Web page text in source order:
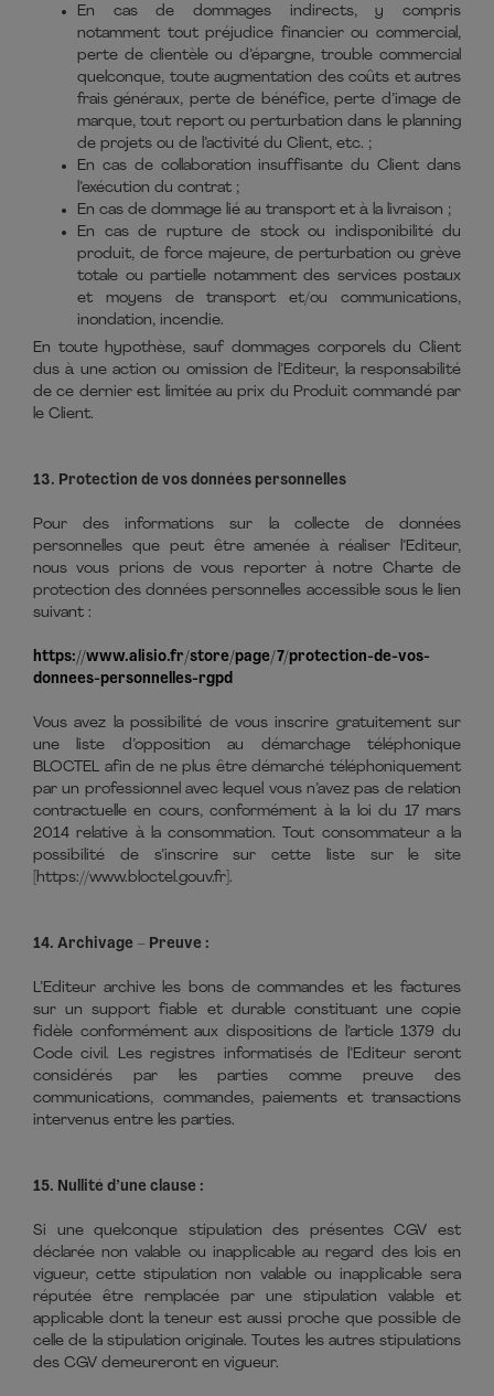
En cas de dommages indirects, y compris
notamment tout préjudice financier ou commercial,
perte de clientèle ou d’épargne, trouble commercial
quelconque, toute augmentation des coûts et autres
frais généraux, perte de bénéfice, perte d’image de
marque, tout report ou perturbation dans le planning
de projets ou de l’activité du Client, etc. ;
En cas de collaboration insuffisante du Client dans
l’exécution du contrat ;
En cas de dommage lié au transport et à la livraison ;
En cas de rupture de stock ou indisponibilité du
produit, de force majeure, de perturbation ou grève
totale ou partielle notamment des services postaux
et moyens de transport et/ou communications,
inondation, incendie.
En toute hypothèse, sauf dommages corporels du Client
dus à une action ou omission de l’Editeur, la responsabilité
de ce dernier est limitée au prix du Produit commandé par
le Client.
13. Protection de vos données personnelles
Pour des informations sur la collecte de données
personnelles que peut être amenée à réaliser l’Editeur,
nous vous prions de vous reporter à notre Charte de
protection des données personnelles accessible sous le lien
suivant :
https://www.alisio.fr/store/page/7/protection-de-vos-
donnees-personnelles-rgpd
Vous avez la possibilité de vous inscrire gratuitement sur
une liste d’opposition au démarchage téléphonique
BLOCTEL afin de ne plus être démarché téléphoniquement
par un professionnel avec lequel vous n’avez pas de relation
contractuelle en cours, conformément à la loi du 17 mars
2014 relative à la consommation. Tout consommateur a la
possibilité de s’inscrire sur cette liste sur le site
[https://www.bloctel.gouv.fr].
14. Archivage – Preuve :
L’Editeur archive les bons de commandes et les factures
sur un support fiable et durable constituant une copie
fidèle conformément aux dispositions de l’article 1379 du
Code civil. Les registres informatisés de l’Editeur seront
considérés par les parties comme preuve des
communications, commandes, paiements et transactions
intervenus entre les parties.
15. Nullité d’une clause :
Si une quelconque stipulation des présentes CGV est
déclarée non valable ou inapplicable au regard des lois en
vigueur, cette stipulation non valable ou inapplicable sera
réputée être remplacée par une stipulation valable et
applicable dont la teneur est aussi proche que possible de
celle de la stipulation originale. Toutes les autres stipulations
des CGV demeureront en vigueur.